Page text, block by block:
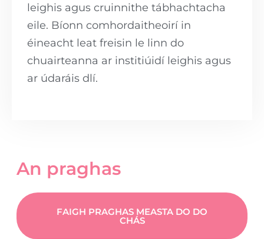
leighis agus cruinnithe tábhachtacha
eile. Bíonn comhordaitheoirí in
éineacht leat freisin le linn do
chuairteanna ar institiúidí leighis agus
ar údaráis dlí.
An praghas
FAIGH PRAGHAS MEASTA DO DO
CHÁS